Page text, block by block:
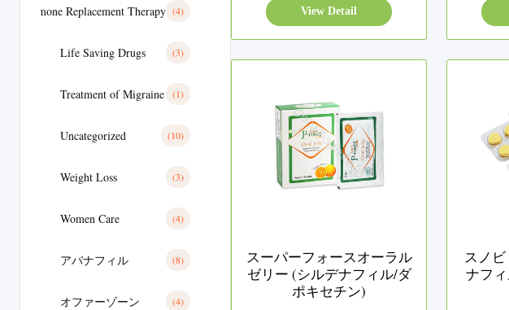
Hormone Replacement Therapy (4)
Life Saving Drugs (3)
Treatment of Migraine (1)
Uncategorized (10)
Weight Loss (3)
Women Care (4)
アバナフィル (8)
オファーゾーン (4)
View Detail
スーパーフォースオーラル
ゼリー (シルデナフィル/ダ
ポキセチン)
スノ
ナフ